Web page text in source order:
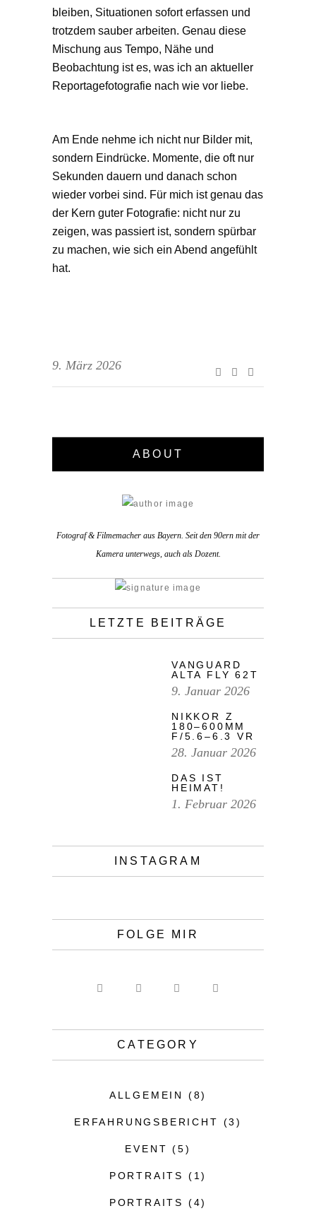
bleiben, Situationen sofort erfassen und
trotzdem sauber arbeiten. Genau diese
Mischung aus Tempo, Nähe und
Beobachtung ist es, was ich an aktueller
Reportagefotografie nach wie vor liebe.
Am Ende nehme ich nicht nur Bilder mit,
sondern Eindrücke. Momente, die oft nur
Sekunden dauern und danach schon
wieder vorbei sind. Für mich ist genau das
der Kern guter Fotografie: nicht nur zu
zeigen, was passiert ist, sondern spürbar
zu machen, wie sich ein Abend angefühlt
hat.
9. März 2026
ABOUT
Fotograf & Filmemacher aus Bayern. Seit den 90ern mit der
Kamera unterwegs, auch als Dozent.
LETZTE BEITRÄGE
VANGUARD
ALTA FLY 62T
9. Januar 2026
NIKKOR Z
180–600MM
F/5.6–6.3 VR
28. Januar 2026
DAS IST
HEIMAT!
1. Februar 2026
INSTAGRAM
FOLGE MIR
CATEGORY
ALLGEMEIN (8)
ERFAHRUNGSBERICHT (3)
EVENT (5)
PORTRAITS (1)
PORTRAITS (4)